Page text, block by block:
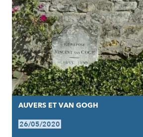
AUVERS ET VAN GOGH
26/05/2020